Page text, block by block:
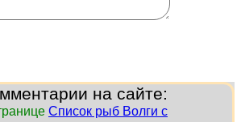
на сайте:
Список рыб Волги с